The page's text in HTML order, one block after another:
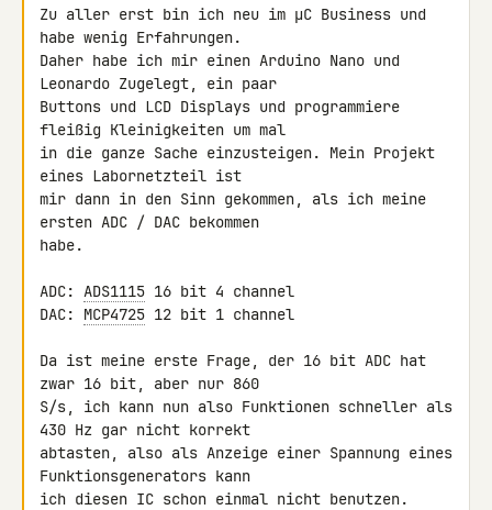
Zu aller erst bin ich neu im µC Business und
habe wenig Erfahrungen.
Daher habe ich mir einen Arduino Nano und
Leonardo Zugelegt, ein paar
Buttons und LCD Displays und programmiere
fleißig Kleinigkeiten um mal
in die ganze Sache einzusteigen. Mein Projekt
eines Labornetzteil ist
mir dann in den Sinn gekommen, als ich meine
ersten ADC / DAC bekommen
habe.
ADC: ADS1115 16 bit 4 channel
DAC: MCP4725 12 bit 1 channel
Da ist meine erste Frage, der 16 bit ADC hat
zwar 16 bit, aber nur 860
S/s, ich kann nun also Funktionen schneller als
430 Hz gar nicht korrekt
abtasten, also als Anzeige einer Spannung eines
Funktionsgenerators kann
ich diesen IC schon einmal nicht benutzen.